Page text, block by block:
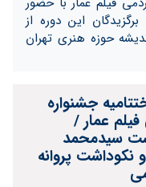
این دوره از
در تالار اندیشه حوزه هنری تهران
جشنواره
عمار /
سیدمحمد
نکوداشت پروانه